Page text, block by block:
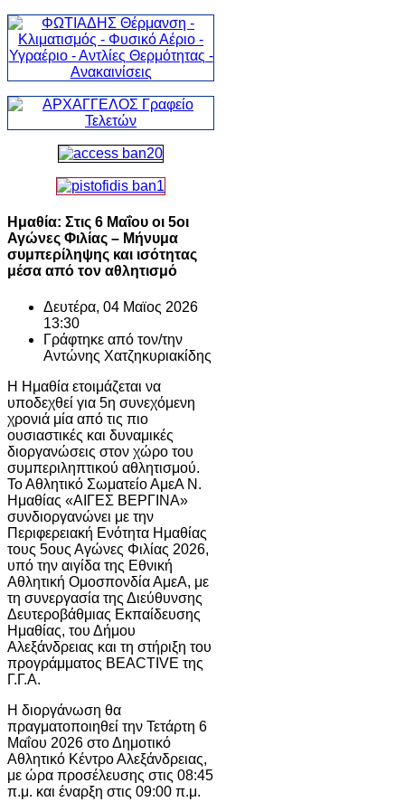
Ημαθία: Στις 6 Μαΐου οι 5οι
Αγώνες Φιλίας – Μήνυμα
συμπερίληψης και ισότητας
μέσα από τον αθλητισμό
Δευτέρα, 04 Μαϊος 2026
13:30
Γράφτηκε από τον/την
Αντώνης Χατζηκυριακίδης
Η Ημαθία ετοιμάζεται να
υποδεχθεί για 5η συνεχόμενη
χρονιά μία από τις πιο
ουσιαστικές και δυναμικές
διοργανώσεις στον χώρο του
συμπεριληπτικού αθλητισμού.
Το Αθλητικό Σωματείο ΑμεΑ Ν.
Ημαθίας «ΑΙΓΕΣ ΒΕΡΓΙΝΑ»
συνδιοργανώνει με την
Περιφερειακή Ενότητα Ημαθίας
τους 5ους Αγώνες Φιλίας 2026,
υπό την αιγίδα της Εθνική
Αθλητική Ομοσπονδία ΑμεΑ, με
τη συνεργασία της Διεύθυνσης
Δευτεροβάθμιας Εκπαίδευσης
Ημαθίας, του Δήμου
Αλεξάνδρειας και τη στήριξη του
προγράμματος BEACTIVE της
Γ.Γ.Α.
Η διοργάνωση θα
πραγματοποιηθεί την Τετάρτη 6
Μαΐου 2026 στοΔημοτικό
Αθλητικό Κέντρο Αλεξάνδρειας,
με ώρα προσέλευσης στις 08:45
π.μ. και έναρξη στις 09:00 π.μ.